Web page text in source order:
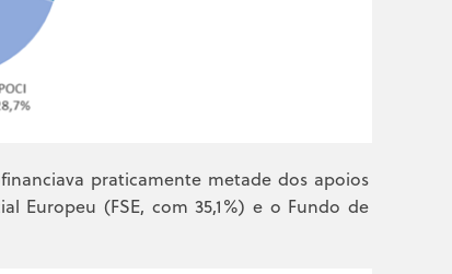
praticamente metade dos apoios
Europeu (FSE, com 35,1%) e o Fundo de